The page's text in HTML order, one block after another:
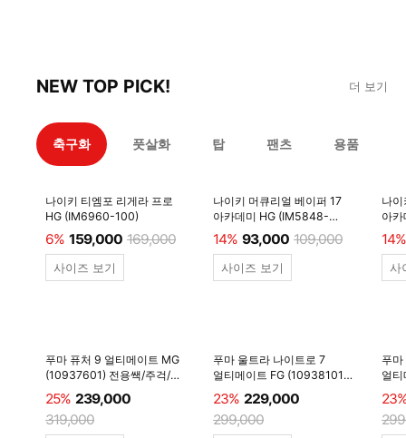
NEW TOP PICK! 더 보기
축구화 풋살화 탑 팬츠 용품
나이키 티엠포 리게라 프로
HG (IM6960-100)
6% 159,000 169,000
사이즈 보기
나이키 머큐리얼 베이퍼 17
아카데미 HG (IM5848-
600)
14% 93,000 109,000
사이즈 보기
나
아
14%
사
푸마 퓨처 9 얼티메이트 MG
(10937601) 전용쌕/주걱/
양말 #
25% 239,000
319,000
푸마 울트라 나이트로 7
얼티메이트 FG (10938101)
전용쌕/주걱/양말 #
23% 229,000
299,000
푸
얼
전